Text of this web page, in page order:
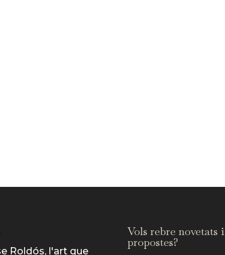
Vols rebre novetats i
propostes?